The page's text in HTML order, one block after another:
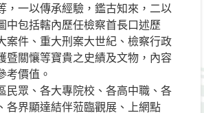
，一以傳承經驗，鑑古知來，二以
中包括轄內歷任檢察首長口述歷
案件、重大刑案大世紀、檢察行政
暨關懹等寶貴之史績及文物，內容
考價值。
眾、各大專院校、各高中職、各
各界顯達結伴蒞臨觀展、上網點